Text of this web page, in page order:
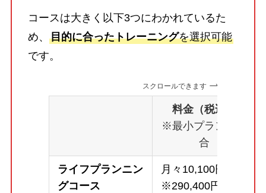
コースは大きく以下3つにわかれているた
め、 目的に合ったトレーニングを選択可能
です。
スクロールできます
料金（税込）
※最小プランの場
合
ライフプランニン
グコース
月々10,100円～
※290,400円